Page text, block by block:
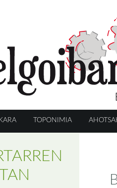
TOPONIMIA